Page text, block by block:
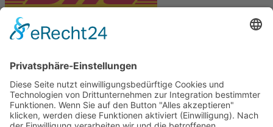
Tekal – Textile Lebensqualität
Exklusive moderne & Orientteppiche
Feuerwerk XXL